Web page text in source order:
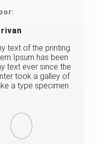
text of the printing
Ipsum has been
text ever since the
took a galley of
a type specimen